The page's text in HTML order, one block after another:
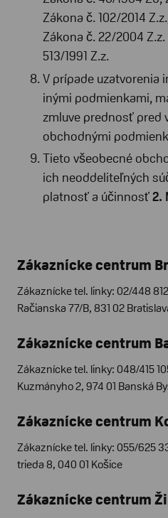
Zákona č. 102/2014
Zákona č. 22/2004
513/1991 Z.z.
V prípade uzatvorenia
inými podmienkami,
zmluve prednosť pred
obchodnými
Tieto všeobecné
ich neoddeliteľných
platnosť a účinnosť 2.
Zákaznícke centrum
Zákaznícke tel. linky: 02/448
Račianska 77/B, 831 02
Zákaznícke centrum
Zákaznícke tel. linky: 048/415
Kuzmányho 2, 974 01 Banská
Zákaznícke centrum
Zákaznícke tel. linky: 055/625
trieda 8, 040 01 Košice
Zákaznícke centrum